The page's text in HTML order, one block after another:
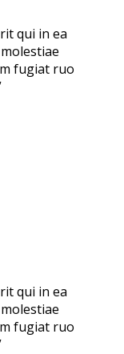
qui in ea
fugiat ruo
qui in ea
fugiat ruo